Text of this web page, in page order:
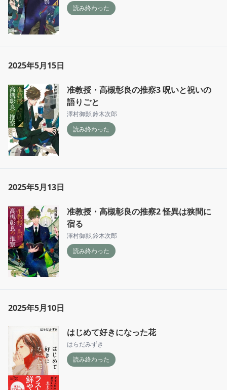
読み終わった
2025年5月15日
准教授・高槻彰良の推察3 呪いと祝いの
語りごと
澤村御影,鈴木次郎
読み終わった
2025年5月13日
准教授・高槻彰良の推察2 怪異は狭間に
宿る
澤村御影,鈴木次郎
読み終わった
2025年5月10日
はじめて好きになった花
はらだみずき
読み終わった